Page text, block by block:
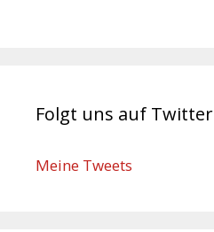
Folgt uns auf Twitter
Meine Tweets